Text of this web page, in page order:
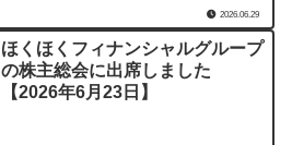
2026.06.29
ほくほくフィナンシャルグループ
の株主総会に出席しました
【2026年6月23日】